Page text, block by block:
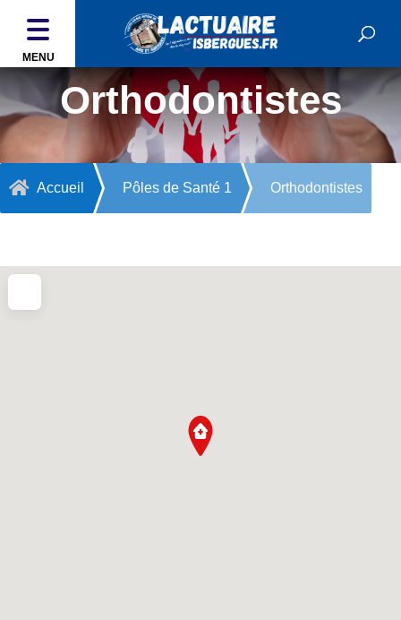
MENU
Orthodontistes
 Accueil Pôles de Santé 1 Orthodontistes